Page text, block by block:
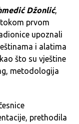
Džonlić,
prvom
upoznali
i alatima
što su vještine
metodologija
prethodila